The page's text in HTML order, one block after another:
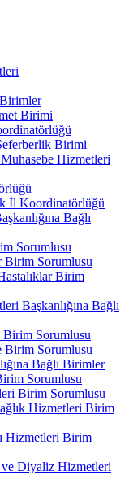
Birimi
Birimi
Hizmetleri
İl Koordinatörlüğü
Bağlı
Sorumlusu
Birim Sorumlusu
Birim
Başkanlığına Bağlı
Sorumlusu
Sorumlusu
Bağlı Birimler
Sorumlusu
Birim Sorumlusu
Hizmetleri Birim
Hizmetleri Birim
Diyaliz Hizmetleri